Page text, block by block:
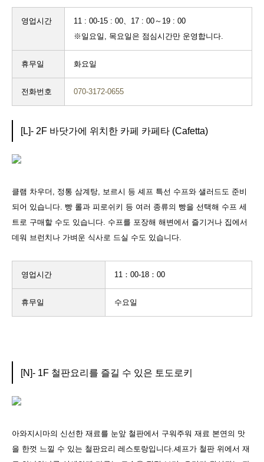
영업시간
11 : 00-15 : 00、17 : 00～19 : 00
※일요일, 목요일은 점심시간만 운영합니다.
휴무일 화요일
전화번호 070-3172-0655
[L]- 2F 바닷가에 위치한 카페 카페타 (Cafetta)
클램 차우더, 정통 삼계탕, 보르시 등 셰프 특선 수프와 샐러드도 준비
되어 있습니다. 빵 롤과 피로쉬키 등 여러 종류의 빵을 선택해 수프 세
트로 구매할 수도 있습니다. 수프를 포장해 해변에서 즐기거나 집에서
데워 브런치나 가벼운 식사로 드실 수도 있습니다.
영업시간 11：00-18：00
휴무일 수요일
[N]- 1F 철판요리를 즐길 수 있은 토도로키
아와지시마의 신선한 재료를 눈앞 철판에서 구워주워 재료 본연의 맛
을 한껏 느낄 수 있는 철판요리 레스토랑입니다.셰프가 철판 위에서 재